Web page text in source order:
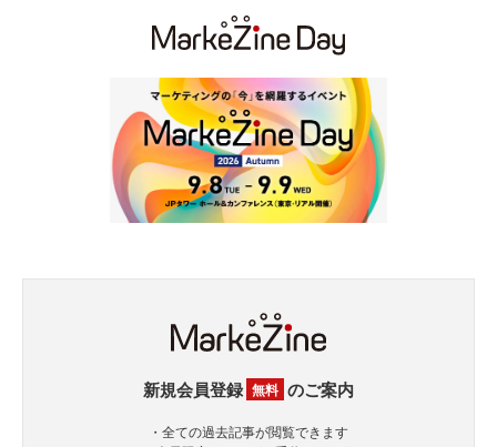
新規会員登録 無料 のご案内
・全ての過去記事が閲覧できます